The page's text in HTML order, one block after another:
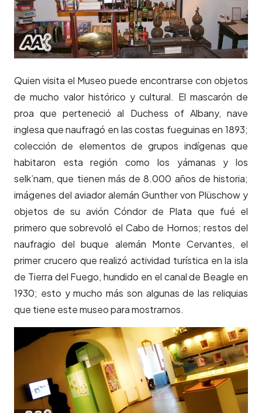
Quien visita el Museo puede encontrarse con objetos
de mucho valor histórico y cultural. El mascarón de
proa que perteneció al Duchess of Albany, nave
inglesa que naufragó en las costas fueguinas en 1893;
colección de elementos de grupos indígenas que
habitaron esta región como los yámanas y los
selk’nam, que tienen más de 8.000 años de historia;
imágenes del aviador alemán Gunther von Plüschow y
objetos de su avión Cóndor de Plata que fué el
primero que sobrevoló el Cabo de Hornos; restos del
naufragio del buque alemán Monte Cervantes, el
primer crucero que realizó actividad turística en la isla
de Tierra del Fuego, hundido en el canal de Beagle en
1930; esto y mucho más son algunas de las reliquias
que tiene este museo para mostrarnos.